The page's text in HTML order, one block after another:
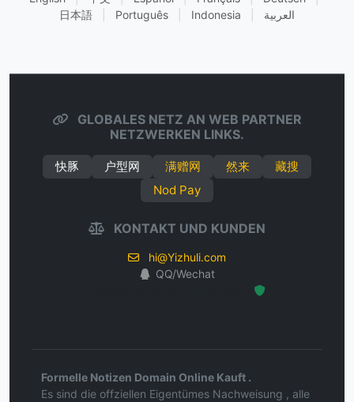
日本語
Português Indonesia العربية
GLOBALES NETZ AN WEB PARTNER
NETZWERKEN LINKS.
快豚 户型网 满赠网 然来
藏搜
Nod Pay
KONTAKT UND KUNDEN
hi@Yizhuli.com
QQ/Wechat
Formelle Notizen Domain Online Kauft .
Es sind die offziellen Eigentümes Nachweisung , alle